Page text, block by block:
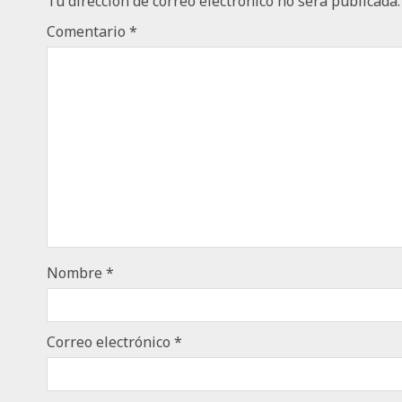
Comentario *
Nombre *
Correo electrónico *